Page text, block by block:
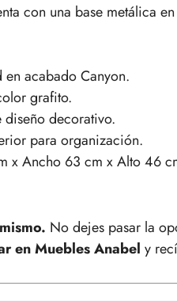
con una base metálica
acabado Canyon.
grafito.
decorativo.
para organización.
x Ancho 63 cm x Alto 46
No dejes pasar la
en Muebles Anabel y